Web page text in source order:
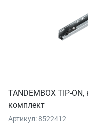
TANDEMBOX TIP-
комплект
Артикул: 8522412